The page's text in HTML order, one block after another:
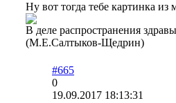
Ну вот тогда тебе картинка
В деле распространения
(М.Е.Салтыков-Щедрин)
#665
0
19.09.2017 18:13:31